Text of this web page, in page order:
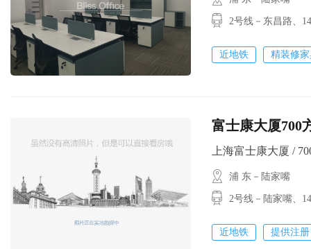
2号线－东昌路
近地铁 精装修
富士康大厦700方
上海富士康大厦 /
浦 东－陆家嘴
2号线－陆家嘴、
近地铁 提供注册